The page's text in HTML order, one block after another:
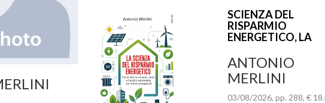
SCIENZA DEL
RISPARMIO
ENERGETICO, LA
ANTONIO
MERLINI
03/08/2026, pp. 288, €